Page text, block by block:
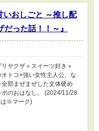
いおしごと ～推し配
った話！！～』
ヤクザ＋スイーツ好き＋
トコ×強い女性主人公、な
部まぜまぜした文体硬め
のおはなし。 (2024/11/28
は※マーク)